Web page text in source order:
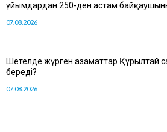
ұйымдардан 250-ден астам байқаушыны
07.08.2026
Шетелде жүрген азаматтар Құрылтай
береді?
07.08.2026